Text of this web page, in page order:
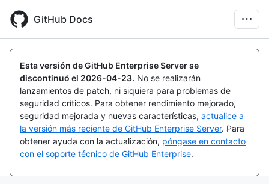
main
GitHub Docs
Esta versión de GitHub Enterprise Server se
discontinuó el 2026-04-23. No se realizarán
lanzamientos de patch, ni siquiera para problemas de
seguridad críticos. Para obtener rendimiento mejorado,
seguridad mejorada y nuevas características, actualice a
la versión más reciente de GitHub Enterprise Server. Para
obtener ayuda con la actualización, póngase en contacto
con el soporte técnico de GitHub Enterprise.